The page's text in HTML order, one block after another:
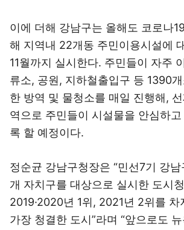
이에 더해 강남구는 올해도 코로나
해 지역내 22개동 주민이용시설에
11월까지 실시한다. 주민들이 자주
류소, 공원, 지하철출입구 등 1390
한 방역 및 물청소를 매일 진행해,
역으로 주민들이 시설물을 안심하
록 할 예정이다.
정순균 강남구청장은 “민선7기 강
개 자치구를 대상으로 실시한 도시
2019·2020년 1위, 2021년 2위를 차
가장 청결한 도시”라며 “앞으로도